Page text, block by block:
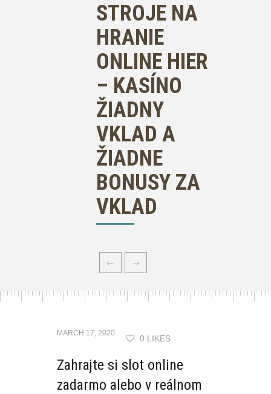
STROJE NA
HRANIE
ONLINE HIER
– KASÍNO
ŽIADNY
VKLAD A
ŽIADNE
BONUSY ZA
VKLAD
MARCH 17, 2020
0 LIKES
Zahrajte si slot online
zadarmo alebo v reálnom